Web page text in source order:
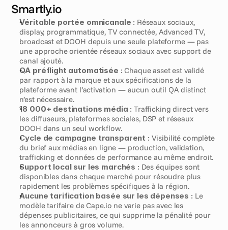
Smartly.io
Véritable portée omnicanale : Réseaux sociaux,
display, programmatique, TV connectée, Advanced TV,
broadcast et DOOH depuis une seule plateforme — pas
une approche orientée réseaux sociaux avec support de
canal ajouté.
QA préflight automatisée : Chaque asset est validé
par rapport à la marque et aux spécifications de la
plateforme avant l’activation — aucun outil QA distinct
n’est nécessaire.
18 000+ destinations média : Trafficking direct vers
les diffuseurs, plateformes sociales, DSP et réseaux
DOOH dans un seul workflow.
Cycle de campagne transparent : Visibilité complète
du brief aux médias en ligne — production, validation,
trafficking et données de performance au même endroit.
Support local sur les marchés : Des équipes sont
disponibles dans chaque marché pour résoudre plus
rapidement les problèmes spécifiques à la région.
Aucune tarification basée sur les dépenses : Le
modèle tarifaire de Cape.io ne varie pas avec les
dépenses publicitaires, ce qui supprime la pénalité pour
les annonceurs à gros volume.